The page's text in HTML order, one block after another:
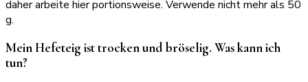
daher arbeite hier portionsweise. Verwende nicht mehr als 50
g.
Mein Hefeteig ist trocken und bröselig. Was kann ich
tun?